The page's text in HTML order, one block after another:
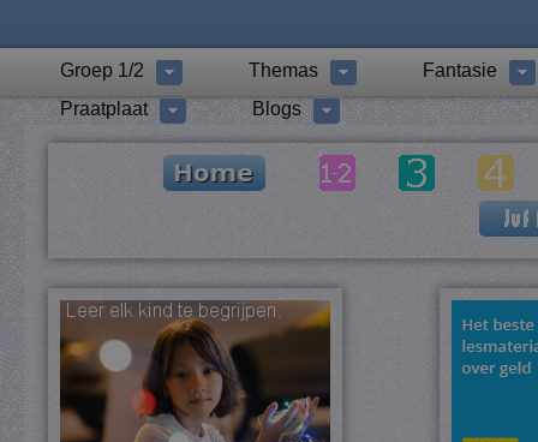
Groep 1/2 Themas
Fantasie
Praatplaat
Blogs